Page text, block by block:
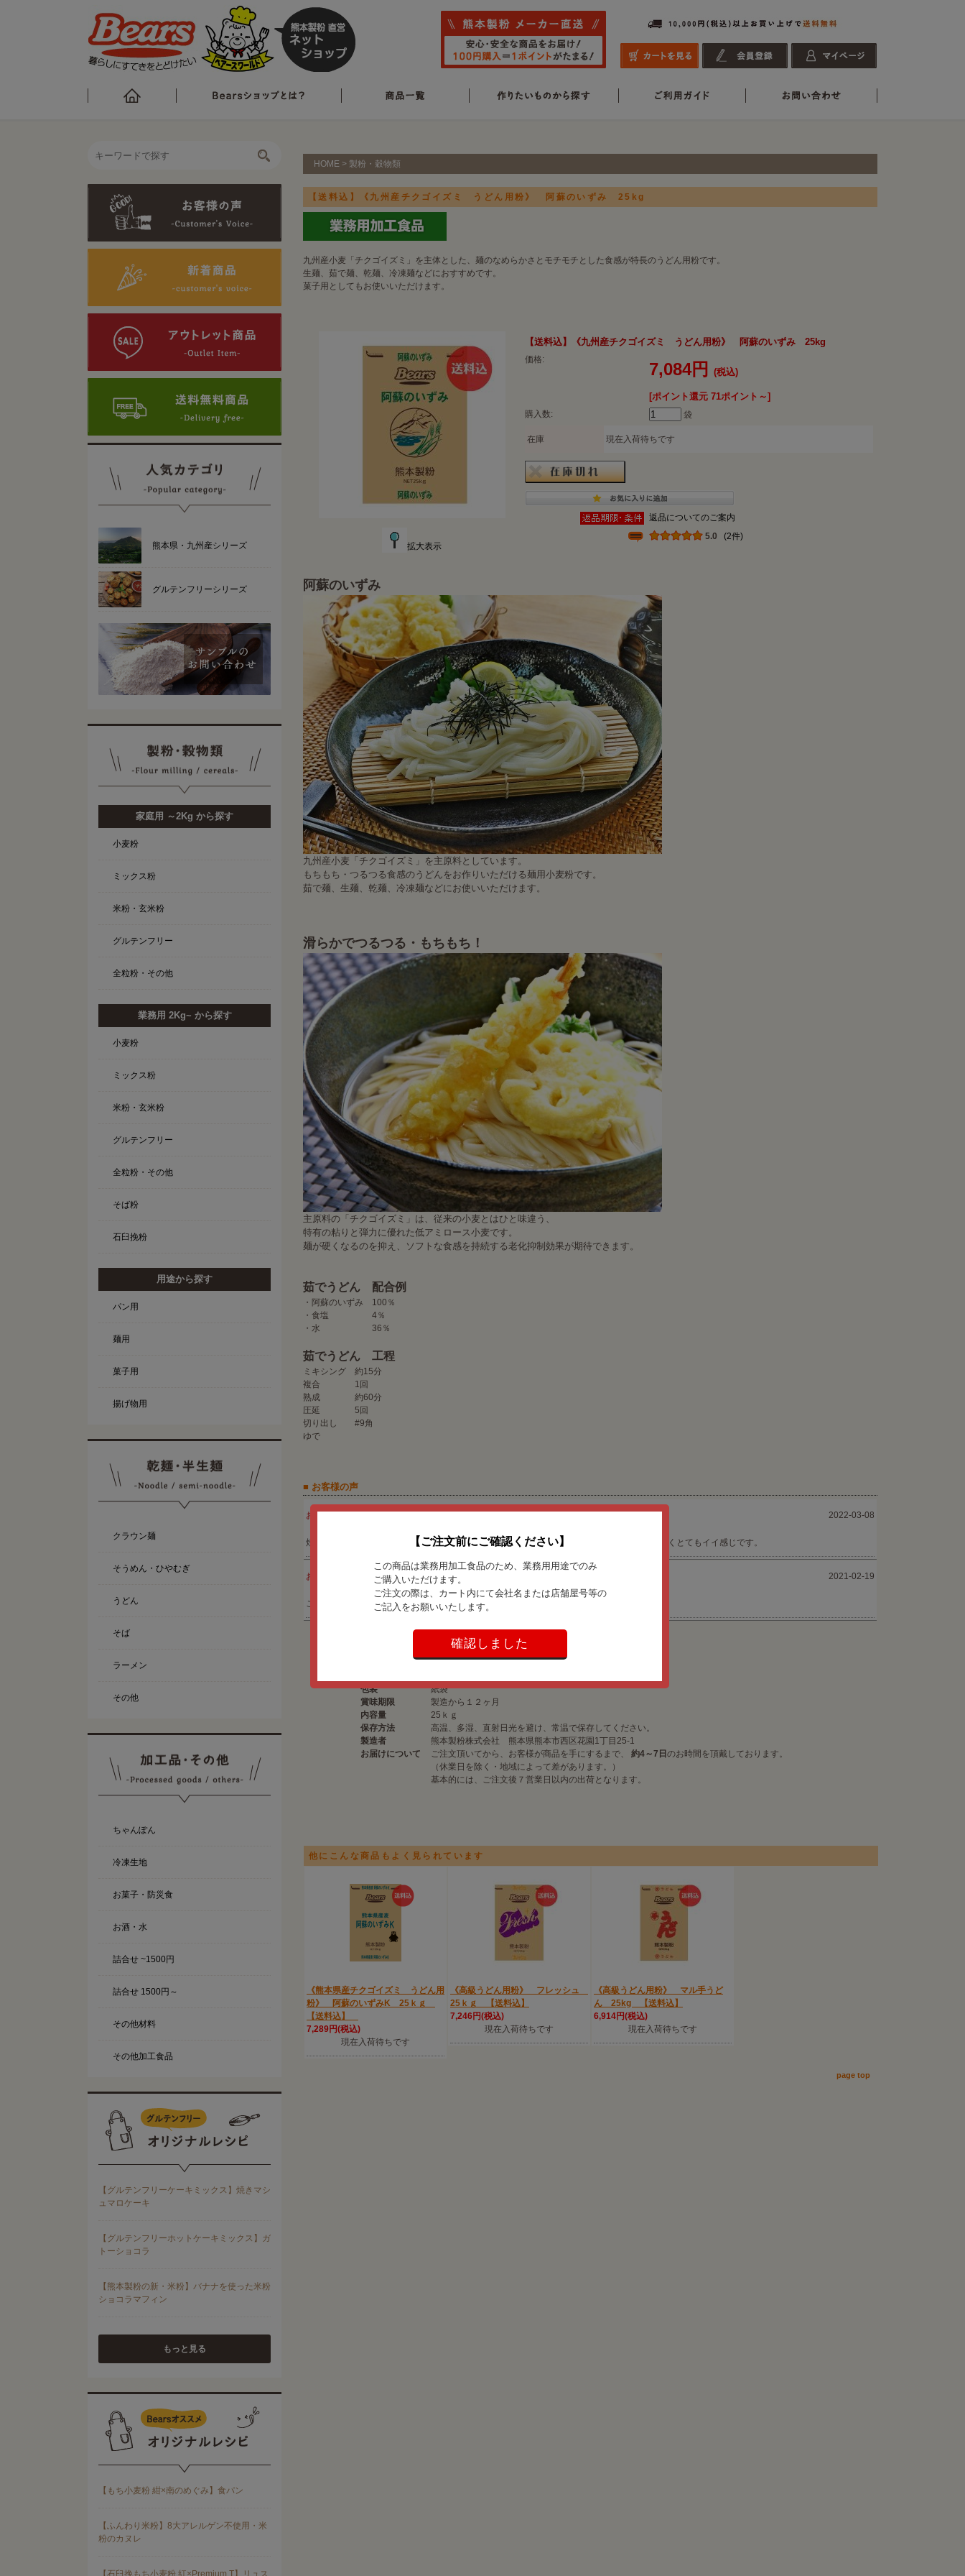
熊本県・九州産シリーズ
グルテンフリーシリーズ
家庭用 ～2Kg から探す
小麦粉
ミックス粉
米粉・玄米粉
グルテンフリー
全粒粉・その他
業務用 2Kg~ から探す
小麦粉
ミックス粉
米粉・玄米粉
グルテンフリー
全粒粉・その他
そば粉
石臼挽粉
用途から探す
パン用
麺用
菓子用
揚げ物用
クラウン麺
そうめん・ひやむぎ
うどん
そば
ラーメン
その他
ちゃんぽん
冷凍生地
お菓子・防災食
お酒・水
詰合せ ~1500円
詰合せ 1500円～
その他材料
その他加工食品
もっと見る
HOME > 製粉・穀物類
【送料込】《九州産チクゴイズミ うどん用粉》 阿蘇のいずみ 25kg
九州産小麦「チクゴイズミ」を主体とした、麺のなめらかさとモチモチとした食感が特長のうどん用粉です。
生麺、茹で麺、乾麺、冷凍麺などにおすすめです。
菓子用としてもお使いいただけます。
拡大表示
【送料込】《九州産チクゴイズミ うどん用粉》 阿蘇のいずみ 25kg
価格: 7,084円 (税込)
[ポイント還元 71ポイント～]
購入数: 袋
在庫 現在入荷待ちです
返品についてのご案内
5.0
(2件)
阿蘇のいずみ
九州産小麦「チクゴイズミ」を主原料としています。
もちもち・つるつる食感のうどんをお作りいただける麺用小麦粉です。
茹で麺、生麺、乾麺、冷凍麺などにお使いいただけます。
滑らかでつるつる・もちもち！
主原料の「チクゴイズミ」は、従来の小麦とはひと味違う、
特有の粘りと弾力に優れた低アミロース小麦です。
麺が硬くなるのを抑え、ソフトな食感を持続する老化抑制効果が期待できます。
茹でうどん 配合例
・阿蘇のいずみ 100％
・食塩 4％
・水 36％
茹でうどん 工程
ミキシング 約15分
複合 1回
熟成 約60分
圧延 5回
切り出し #9角
ゆで
■ お客様の声
おすすめ度 2022-03-08
焼き菓子にこちらの阿蘇のいずみを使用させていただいてますが、しっとり感があり食感も良くとてもイイ感じです。
おすすめ度 2021-02-19
この小麦粉でしか出せないもちもち感が大好きです。また利用します。
阿蘇のいずみ
包装
紙袋
賞味期限
製造から１２ヶ月
内容量
25ｋｇ
保存方法
高温、多湿、直射日光を避け、常温で保存してください。
製造者
熊本製粉株式会社 熊本県熊本市西区花園1丁目25-1
お届けについて
ご注文頂いてから、お客様が商品を手にするまで、 約4～7日 のお時間を頂戴しております。
（休業日を除く・地域によって差があります。）
基本的には、ご注文後７営業日以内の出荷となります。
他にこんな商品もよく見られています
《熊本県産チクゴイズミ うどん用
粉》 阿蘇のいずみK 25ｋｇ
【送料込】
7,289円(税込)
現在入荷待ちです
《高級うどん用粉》 フレッシュ
25ｋｇ 【送料込】
7,246円(税込)
現在入荷待ちです
《高級うどん用粉》 マル手うど
ん 25kg 【送料込】
6,914円(税込)
現在入荷待ちです
page top
【ご注文前にご確認ください】
この商品は業務用加工食品のため、業務用用途でのみ
ご購入いただけます。
ご注文の際は、カート内にて会社名または店舗屋号等の
ご記入をお願いいたします。
確認しました